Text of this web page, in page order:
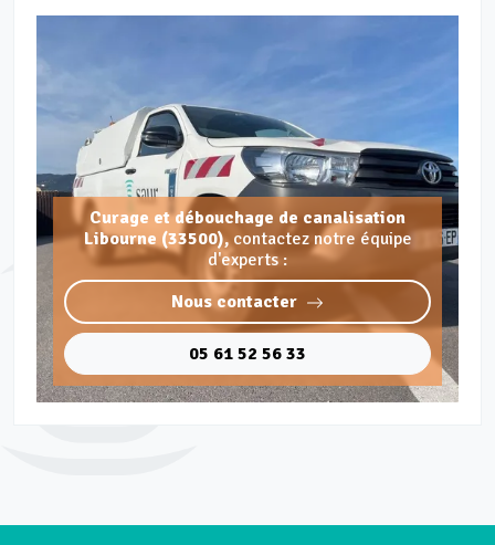
Curage et débouchage de canalisation
Libourne (33500), contactez notre équipe
d'experts :
Nous contacter
05 61 52 56 33